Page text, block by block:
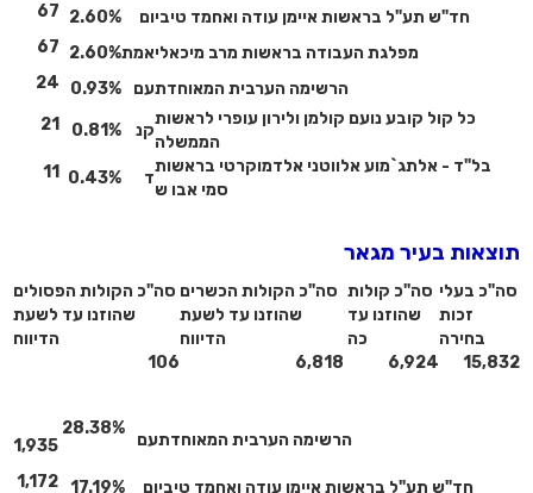
חד"ש תע"ל בראשות איימן עודה ואחמד טיביום 2.60%
67
מפלגת העבודה בראשות מרב מיכאליאמת2.60%
67
הרשימה הערבית המאוחדתעם 0.93%
24
כל קול קובע נועם קולמן ולירון עופרי לראשות
הממשלה
קנ 0.81%
21
בל"ד - אלתג`מוע אלווטני אלדמוקרטי בראשות
סמי אבו ש
0.43%
11
תוצאות בעיר מגאר
סה"כ בעלי
זכות
בחירה
סה"כ קולות
שהוזנו עד
כה
סה"כ הקולות הכשרים
שהוזנו עד לשעת
הדיווח
סה"כ הקולות הפסולים
שהוזנו עד לשעת
הדיווח
15,832
6,924
6,818
106
הרשימה הערבית המאוחדתעם
28.38%
1,935
חד"ש תע"ל בראשות איימן עודה ואחמד טיביום 17.19%
1,172